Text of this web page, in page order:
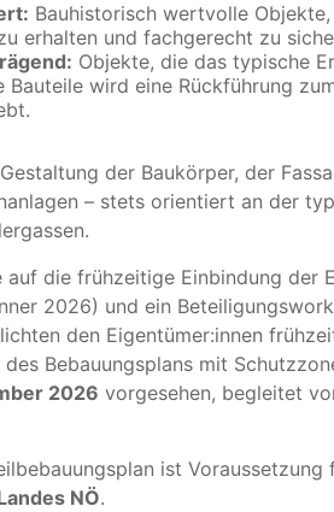
Bauhistorisch wertvolle
erhalten und fachgerecht zu
Objekte, die das typische
wird eine Rückführung
der Baukörper, der
– stets orientiert an der
auf die frühzeitige Einbindung der
2026) und ein
den Eigentümer:innen
Bebauungsplans mit
2026 vorgesehen, begleitet
ist Voraussetzung
NÖ.